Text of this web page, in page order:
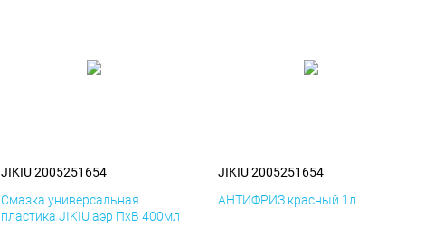
JIKIU 2005251654
Смазка универсальная
пластика JIKIU аэр ПхВ 400мл
JIKIU 2005251654
АНТИФРИЗ красный 1л.